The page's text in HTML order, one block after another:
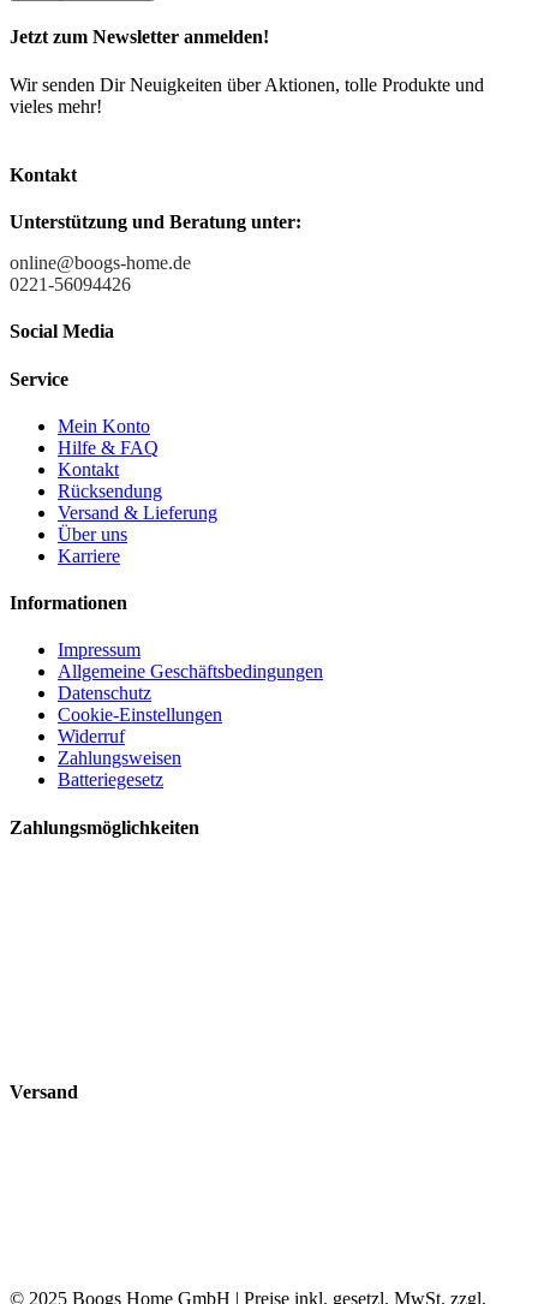
Jetzt zum Newsletter anmelden!
Wir senden Dir Neuigkeiten über Aktionen, tolle Produkte und
vieles mehr!
Kontakt
Unterstützung und Beratung unter:
online@boogs-home.de
0221-56094426
Social Media
Service
Mein Konto
Hilfe & FAQ
Kontakt
Rücksendung
Versand & Lieferung
Über uns
Karriere
Informationen
Impressum
Allgemeine Geschäftsbedingungen
Datenschutz
Cookie-Einstellungen
Widerruf
Zahlungsweisen
Batteriegesetz
Zahlungsmöglichkeiten
Versand
© 2025 Boogs Home GmbH | Preise inkl. gesetzl. MwSt. zzgl.